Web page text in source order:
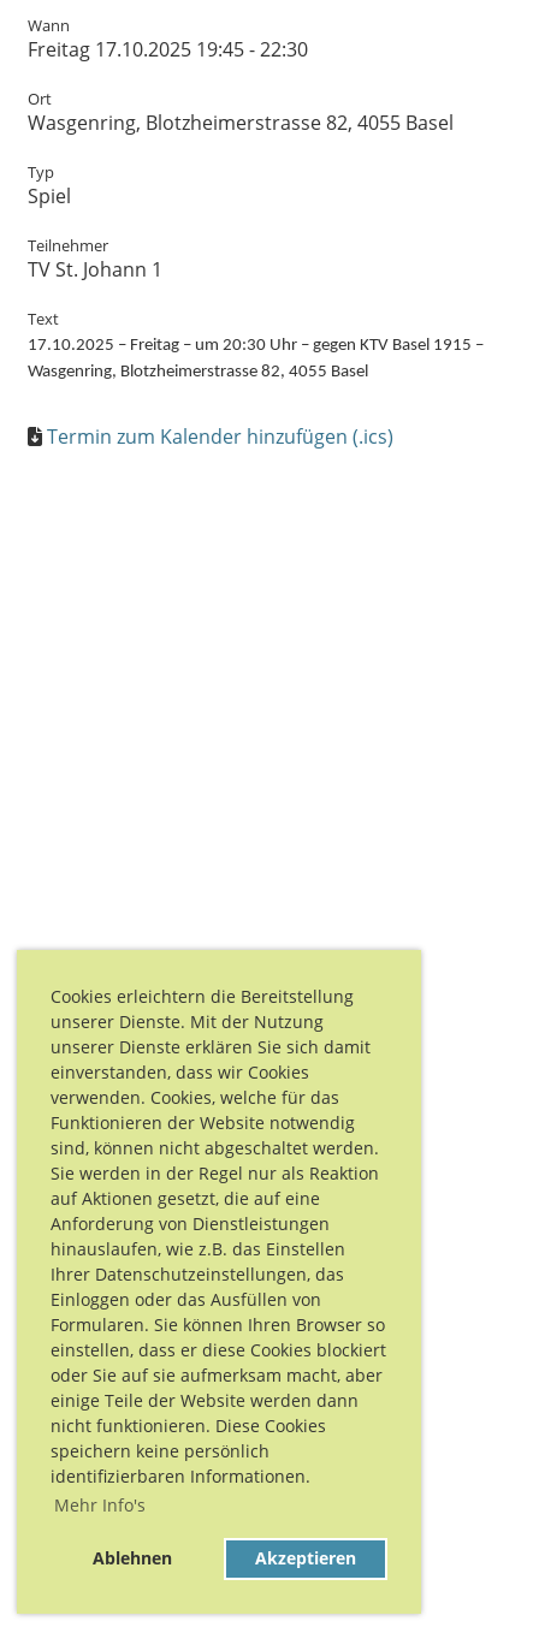
Cookies erleichtern die Bereitstellung
unserer Dienste. Mit der Nutzung
unserer Dienste erklären Sie sich damit
einverstanden, dass wir Cookies
verwenden. Cookies, welche für das
Funktionieren der Website notwendig
sind, können nicht abgeschaltet werden.
Sie werden in der Regel nur als Reaktion
auf Aktionen gesetzt, die auf eine
Anforderung von Dienstleistungen
hinauslaufen, wie z.B. das Einstellen
Ihrer Datenschutzeinstellungen, das
Einloggen oder das Ausfüllen von
Formularen. Sie können Ihren Browser so
einstellen, dass er diese Cookies blockiert
oder Sie auf sie aufmerksam macht, aber
einige Teile der Website werden dann
nicht funktionieren. Diese Cookies
speichern keine persönlich
identifizierbaren Informationen.
Mehr Info's
Ablehnen Akzeptieren
Wann
Freitag 17.10.2025 19:45 - 22:30
Ort
Wasgenring, Blotzheimerstrasse 82, 4055 Basel
Typ
Spiel
Teilnehmer
TV St. Johann 1
Text
17.10.2025 – Freitag – um 20:30 Uhr – gegen KTV Basel 1915 –
Wasgenring, Blotzheimerstrasse 82, 4055 Basel
Termin zum Kalender hinzufügen (.ics)